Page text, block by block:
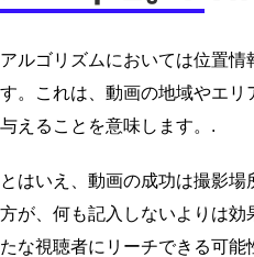
アルゴリズムにおいては位置
す。これは、動画の地域やエ
与えることを意味します。.
とはいえ、動画の成功は撮影
方が、何も記入しないよりは
たな視聴者にリーチできる可